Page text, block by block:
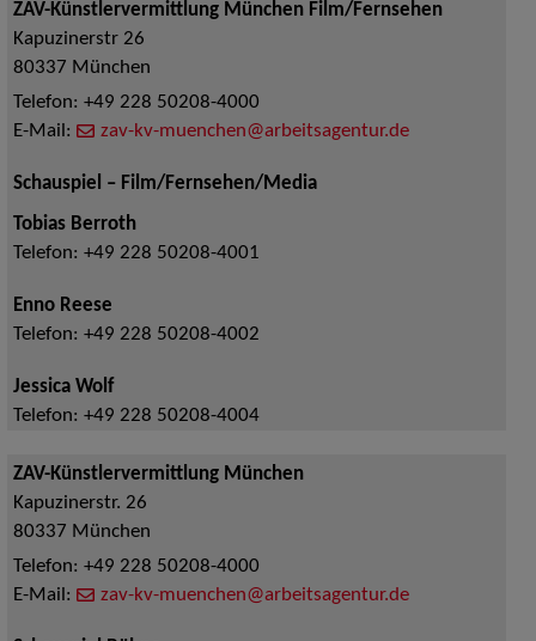
ZAV-Künstlervermittlung München Film/Fernsehen
Kapuzinerstr 26
80337 München
Telefon: +49 228 50208-4000
E-Mail:
zav-kv-muenchen@arbeitsagentur.de
Schauspiel – Film/Fernsehen/Media
Tobias Berroth
Telefon: +49 228 50208-4001
Enno Reese
Telefon: +49 228 50208-4002
Jessica Wolf
Telefon: +49 228 50208-4004
ZAV-Künstlervermittlung München
Kapuzinerstr. 26
80337 München
Telefon: +49 228 50208-4000
E-Mail:
zav-kv-muenchen@arbeitsagentur.de